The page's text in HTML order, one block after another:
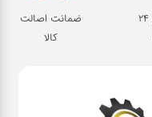
پشتیبانی 24
ضمانت اصالت
کالا